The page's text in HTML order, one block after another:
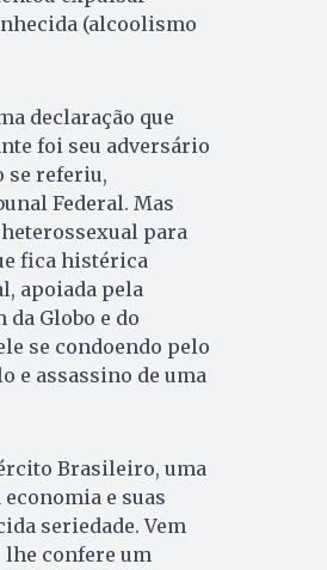
(alcoolismo
declaração que
foi seu adversário
se referiu,
Federal. Mas
para
fica histérica
apoiada pela
Globo e do
se condoendo pelo
e assassino de uma
Brasileiro, uma
e suas
seriedade. Vem
lhe confere um